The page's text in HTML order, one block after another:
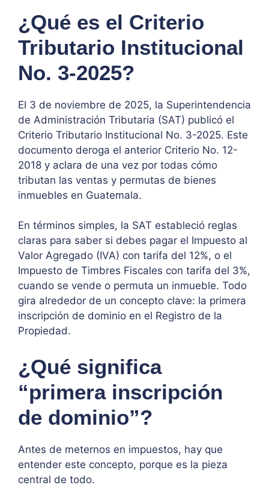
¿Qué es el Criterio
Tributario Institucional
No. 3-2025?
El 3 de noviembre de 2025, la Superintendencia
de Administración Tributaria (SAT) publicó el
Criterio Tributario Institucional No. 3-2025. Este
documento deroga el anterior Criterio No. 12-
2018 y aclara de una vez por todas cómo
tributan las ventas y permutas de bienes
inmuebles en Guatemala.
En términos simples, la SAT estableció reglas
claras para saber si debes pagar el Impuesto al
Valor Agregado (IVA) con tarifa del 12%, o el
Impuesto de Timbres Fiscales con tarifa del 3%,
cuando se vende o permuta un inmueble. Todo
gira alrededor de un concepto clave: la primera
inscripción de dominio en el Registro de la
Propiedad.
¿Qué significa
“primera inscripción
de dominio”?
Antes de meternos en impuestos, hay que
entender este concepto, porque es la pieza
central de todo.